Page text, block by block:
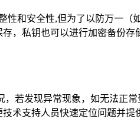
性和安全性,但为了以防万一
，私钥也可以进行加密备份存
若发现异常现象，如无法正
术支持人员快速定位问题并